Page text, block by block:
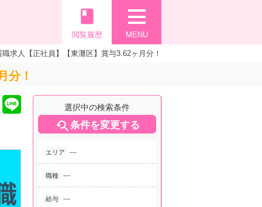
MENU
book
閲覧履歴
求人【正社員】【東灘区】賞与3.62ヶ月分！
分！
選択中の検索条件
条件を変更する
エリア ---
職種 ---
給与 ---